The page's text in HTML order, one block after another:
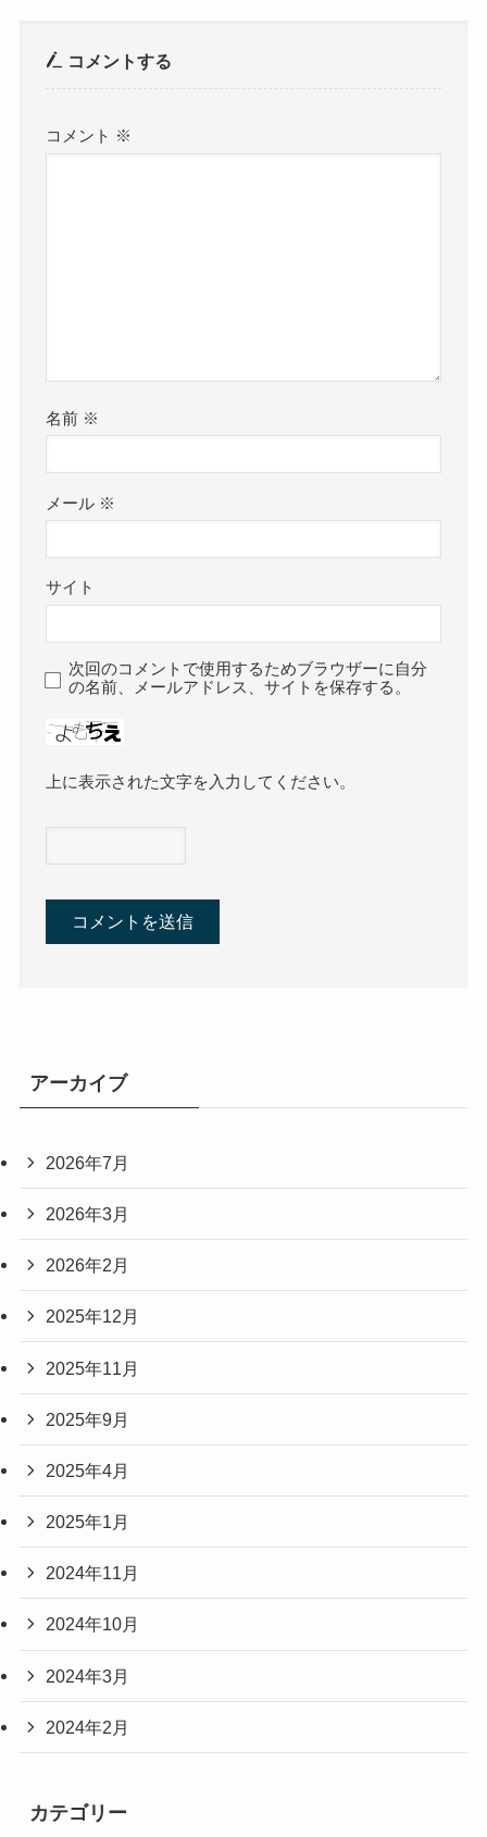
コメントする
コメント ※
名前 ※
メール ※
サイト
次回のコメントで使用するためブラウザーに自分
の名前、メールアドレス、サイトを保存する。
上に表示された文字を入力してください。
アーカイブ
2026年7月
2026年3月
2026年2月
2025年12月
2025年11月
2025年9月
2025年4月
2025年1月
2024年11月
2024年10月
2024年3月
2024年2月
カテゴリー